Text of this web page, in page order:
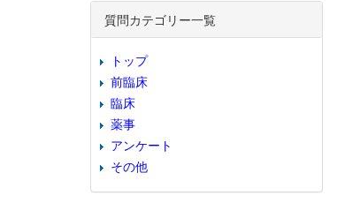
質問カテゴリー一覧
トップ
前臨床
臨床
薬事
アンケート
その他